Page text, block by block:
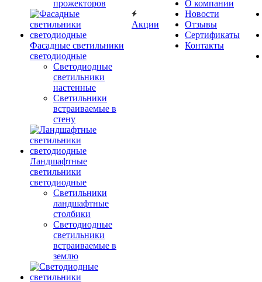
прожекторов
Фасадные светильники
светодиодные
Светодиодные
светильники
настенные
Светильники
встраиваемые в
стену
Ландшафтные
светильники
светодиодные
Светильники
ландшафтные
столбики
Светодиодные
светильники
встраиваемые в
землю
Акции
О компании
Новости
Отзывы
Сертификаты
Контакты